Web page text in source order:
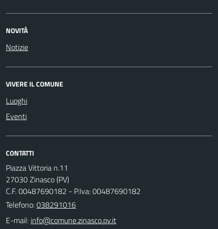
NOVITÀ
Notizie
VIVERE IL COMUNE
Luoghi
Eventi
CONTATTI
Piazza Vittoria n.11
27030 Zinasco (PV)
C.F. 00487690182 - P.Iva: 00487690182
Telefono:038291016
E-mail: